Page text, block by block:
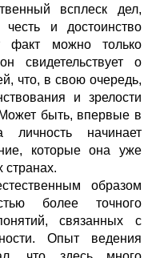
всплеск дел,
и достоинство
факт можно только
свидетельствует о
что, в свою очередь,
и зрелости
быть, впервые в
личность начинает
которые она уже
странах.
образом
более точного
связанных с
Опыт ведения